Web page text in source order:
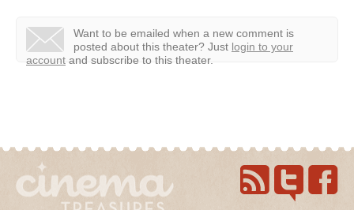
Want to be emailed when a new comment is
posted about this theater? Just login to your
account and subscribe to this theater.